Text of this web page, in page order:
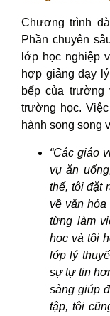
Chương trình
Phần chuyên
lớp học nghiệp
hợp giảng dạy
bếp của trường
trường học.
hành song song
“Các giáo
vụ ăn
thế, tôi đặt
về văn
từng làm
học và tôi
lớp lý
sự tự tin
sàng giúp
tập, tôi